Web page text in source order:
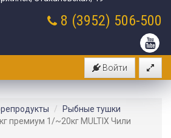
8 (3952) 506-500
Войти
Рыбные тушки
премиум 1/~20кг MULTIX Чили